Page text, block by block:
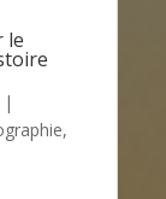
le
|
,